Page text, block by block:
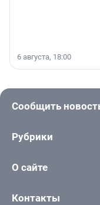
6 августа, 18:00
Сообщить
Рубрики
О сайте
Контакты